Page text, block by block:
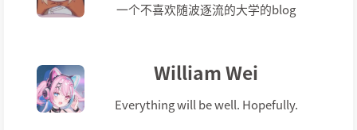
一个不喜欢随波逐流的大学的blog
William Wei
Everything will be well. Hopefully.